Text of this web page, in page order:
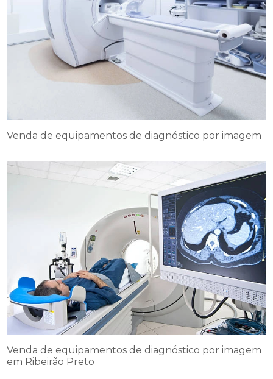
Venda de equipamentos de diagnóstico por imagem
Venda de equipamentos de diagnóstico por imagem
em Ribeirão Preto